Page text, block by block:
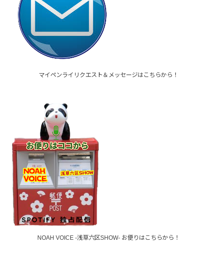
マイペンライリクエスト＆メッセージはこちらから！
NOAH VOICE -浅草六区SHOW- お便りはこちらから！